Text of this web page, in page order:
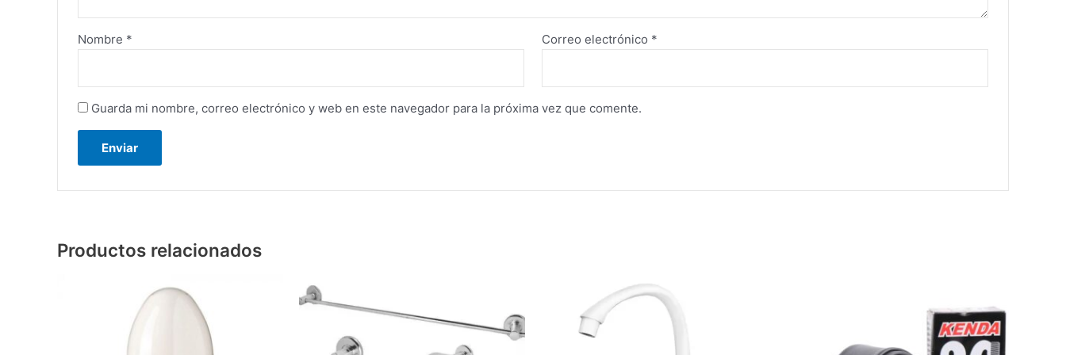
Nombre * Correo electrónico *
Guarda mi nombre, correo electrónico y web en este navegador para la próxima vez que comente.
Productos relacionados